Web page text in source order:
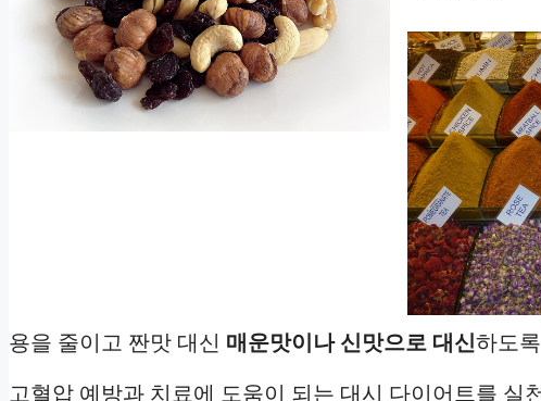
용을 줄이고 짠맛 대신 매운맛이나 신맛으로 대신하도
고혈압 예방과 치료에 도움이 되는 대시 다이어트를 실